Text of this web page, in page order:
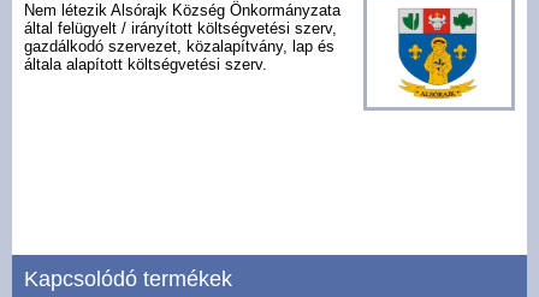
Polgármesteri Hivatal
Galéria
Nem létezik Alsórajk Község Önkormányzata
által felügyelt / irányított költségvetési szerv,
gazdálkodó szervezet, közalapítvány, lap és
általa alapított költségvetési szerv.
Kapcsolódó termékek